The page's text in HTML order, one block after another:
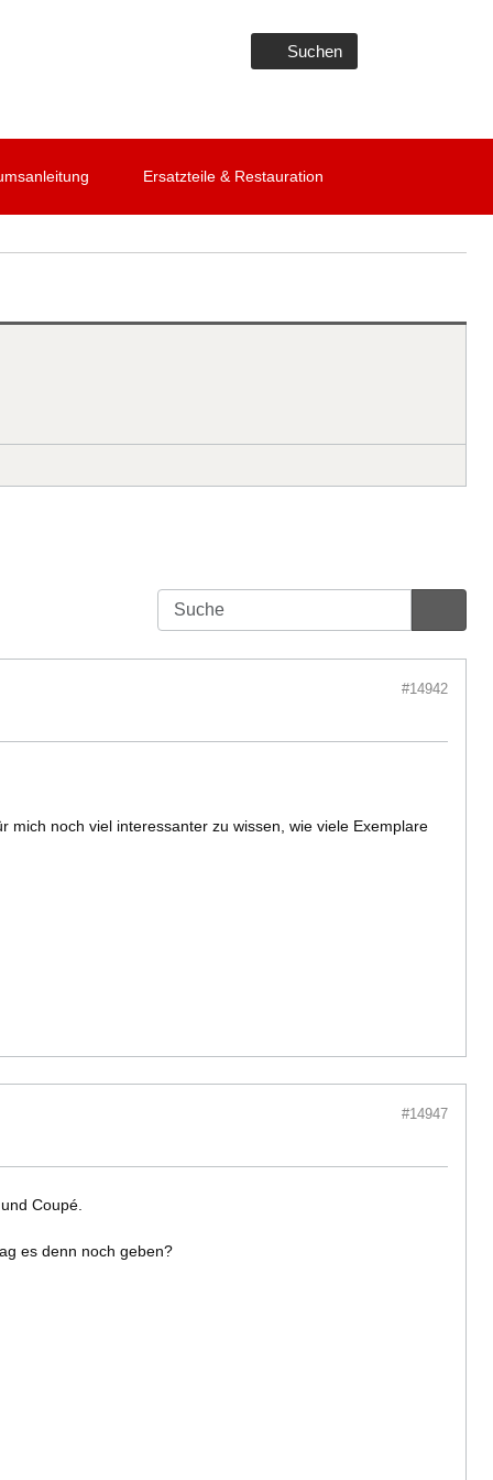
Suchen
Ersatzteile & Restauration
#14942
noch viel interessanter zu wissen, wie viele Exemplare
#14947
Coupé.
es denn noch geben?